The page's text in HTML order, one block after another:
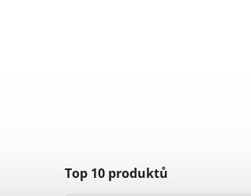
Top 10 produktů